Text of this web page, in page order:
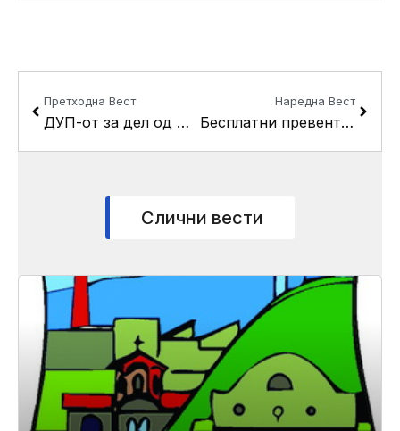
Претходна Вест
ДУП-от за дел од Цветан Димов на јавна расправа
Наредна Вест
Бесплатни превентивни прегледи за заштита од топлотен бран во Кисела Вода
Слични вести